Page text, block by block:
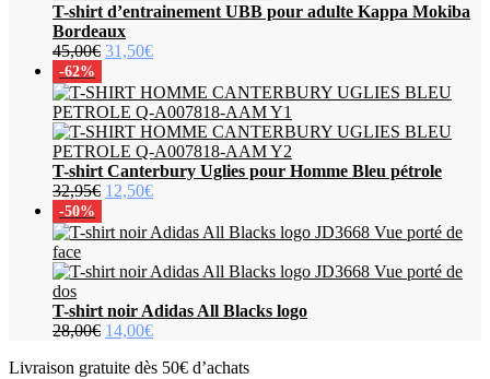
T-shirt d’entrainement UBB pour adulte Kappa Mokiba
Bordeaux
45,00€ Le
initial
était :
45,00€.
31,50€Le
actuel
est :
31,50€.
-62%
T-shirt Canterbury Uglies pour Homme Bleu pétrole
32,95€ Le
initial
32,95€.
12,50€Le
actuel
12,50€.
-50%
T-shirt noir Adidas All Blacks logo
28,00€ Le
initial
14,00€Le
actuel
Livraison gratuite dès 50€ d’achats